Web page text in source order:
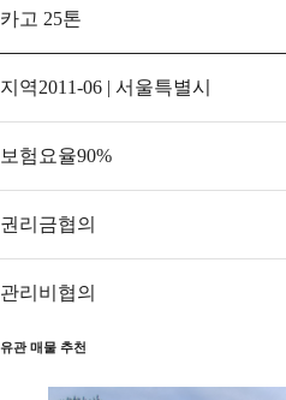
카고 25톤
지역2011-06 | 서울특별시
보험요율90%
권리금협의
관리비 협의
유관 매물 추천